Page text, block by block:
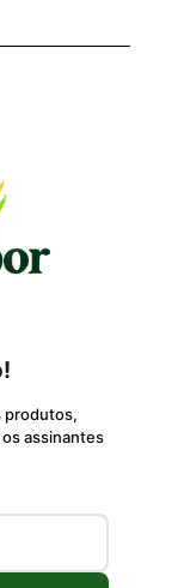
produtos,
assinantes